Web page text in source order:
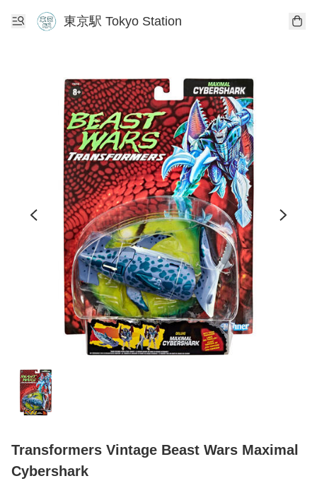
東京駅 Tokyo Station
Transformers Vintage Beast Wars Maximal
Cybershark